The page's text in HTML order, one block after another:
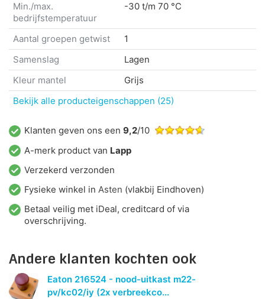
Min./max.
bedrijfstemperatuur
-30 t/m 70 °C
Aantal groepen getwist
1
Samenslag
Lagen
Kleur mantel
Grijs
Bekijk alle producteigenschappen (25)
Klanten geven ons een 9,2/10
A-merk product van Lapp
Verzekerd verzonden
Fysieke winkel in Asten (vlakbij Eindhoven)
Betaal veilig met iDeal, creditcard of via
overschrijving.
Andere klanten kochten ook
Eaton 216524 - nood-uitkast m22-
pv/kc02/iy (2x verbreekco...